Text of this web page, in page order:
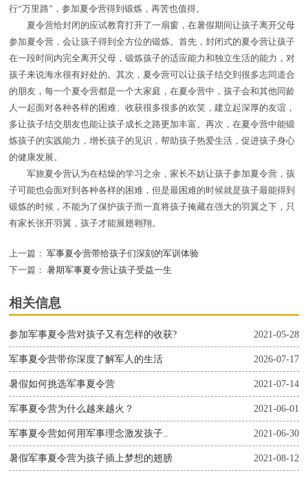
行“万里路”，参加夏令营得到锻炼，再苦也值得。
夏令营给封闭的应试教育打开了一扇窗，在暑假期间让孩子离开父母
参加夏令营，会让孩子得到全方位的锻炼。首先，封闭式的夏令营让孩子
在一段时间内完全离开父母，锻炼孩子的适应能力和独立生活的能力，对
孩子来说海水很有好处的。其次，夏令营可以让孩子结交到很多志同道合
的朋友，每一个夏令营都是一个大家庭，在夏令营中，孩子会和其他同龄
人一起面对各种各样的困难、收获很多很多的欢笑，建立起深厚的友谊，
多让孩子结交朋友也能让孩子成长之路更加丰富。再次，在夏令营中能锻
炼孩子的实践能力，增长孩子的见识，帮助孩子热爱生活，促进孩子身心
的健康发展。
军旅夏令营认为在枯燥的学习之余，家长不妨让孩子参加夏令营，孩
子可能也会面对到各种各样的困难，但是最困难的时候就是孩子最能得到
锻炼的时候，不能为了保护孩子而一直将孩子掩藏在强大的羽翼之下，只
有家长张开羽翼，孩子才能展翅翱翔。
上一篇： 军事夏令营带给孩子们深刻的军训体验
下一篇： 暑期军事夏令营让孩子受益一生
相关信息
2021-05-28
参加军事夏令营对孩子又有怎样的收获?
2026-07-17
军事夏令营带你深度了解军人的生活
2021-07-14
暑假如何挑选军事夏令营
2021-06-01
军事夏令营为什么越来越火？
2021-06-30
军事夏令营如何用军事理念激发孩子..
2021-08-12
暑假军事夏令营为孩子插上梦想的翅膀